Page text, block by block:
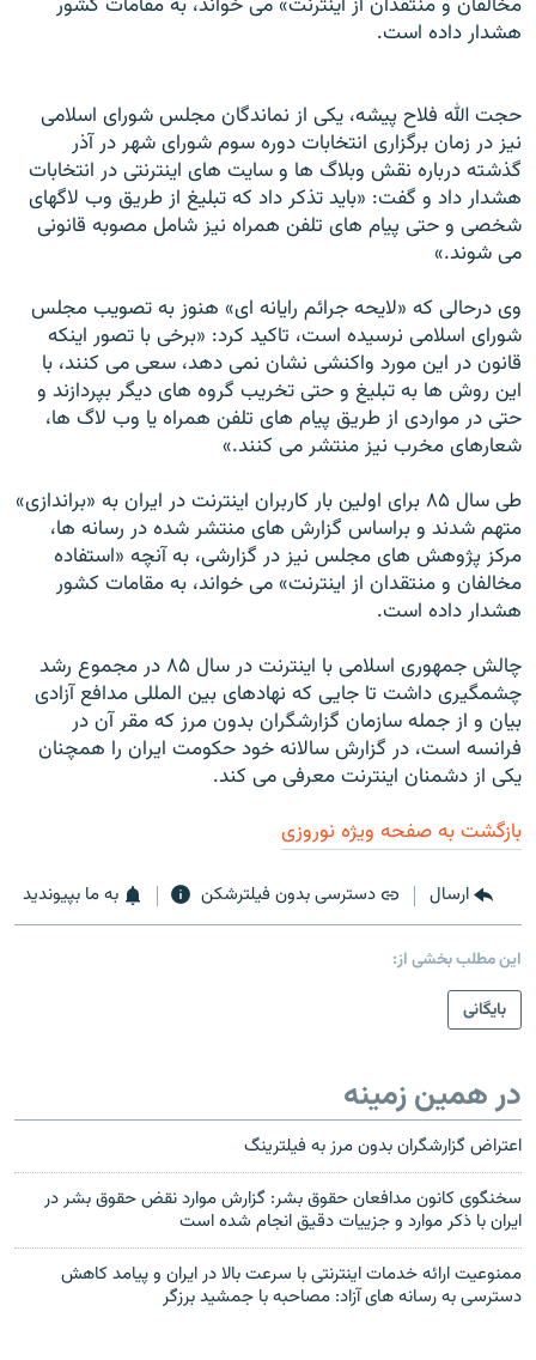
مخالفان و منتقدان از اينترنت» می خواند، به مقامات کشور
هشدار داده است.
حجت الله فلاح پيشه، يکی از نماندگان مجلس شورای اسلامی
نيز در زمان برگزاری انتخابات دوره سوم شورای شهر در آذر
گذشته درباره نقش وبلاگ ها و سايت های اينترنتی در انتخابات
هشدار داد و گفت: «بايد تذکر داد که تبليغ از طريق وب لاگهای
شخصی و حتی پيام های تلفن همراه نيز شامل مصوبه قانونی
می شوند.»
وی درحالی که «لايحه جرائم رايانه ای» هنوز به تصويب مجلس
شورای اسلامی نرسيده است، تاکيد کرد: «برخی با تصور اينکه
قانون در اين مورد واکنشی نشان نمی دهد، سعی می کنند، با
اين روش ها به تبليغ و حتی تخريب گروه های ديگر بپردازند و
حتی در مواردی از طريق پيام های تلفن همراه يا وب لاگ ها،
شعارهای مخرب نيز منتشر می کنند.»
طی سال ۸۵ برای اولين بار کاربران اينترنت در ايران به «براندازی»
متهم شدند و براساس گزارش های منتشر شده در رسانه ها،
مرکز پژوهش های مجلس نيز در گزارشی، به آنچه «استفاده
مخالفان و منتقدان از اينترنت» می خواند، به مقامات کشور
هشدار داده است.
چالش جمهوری اسلامی با اينترنت در سال ۸۵ در مجموع رشد
چشمگيری داشت تا جايی که نهادهای بين المللی مدافع آزادی
بيان و از جمله سازمان گزارشگران بدون مرز که مقر آن در
فرانسه است، در گزارش سالانه خود حکومت ايران را همچنان
يکی از دشمنان اينترنت معرفی می کند.
بازگشت به صفحه ویژه نوروزی
ارسال دسترسی بدون فیلترشکن به ما بپیوندید
این مطلب بخشی از:
بایگانی
در همین زمینه
اعتراض گزارشگران بدون مرز به فیلترینگ
سخنگوی کانون مدافعان حقوق بشر: گزارش موارد نقض حقوق بشر در
ایران با ذکر موارد و جزییات دقیق انجام شده است
ممنوعیت ارائه خدمات اینترنتی با سرعت بالا در ایران و پیامد کاهش
دسترسی به رسانه های آزاد: مصاحبه با جمشید برزگر